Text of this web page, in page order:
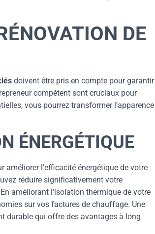
DE
doivent être pris en compte pour garantir
compétent sont cruciaux pour
vous pourrez transformer l’apparence
ÉNERGÉTIQUE
l’efficacité énergétique de votre
réduire significativement votre
améliorant l’isolation thermique de votre
sur vos factures de chauffage. Une
durable qui offre des avantages à long